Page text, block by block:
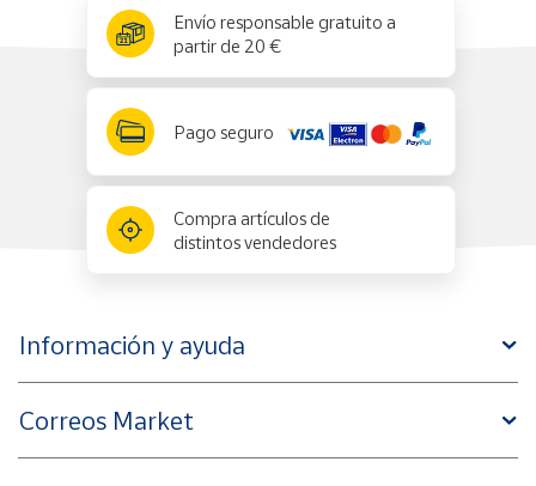
Envío responsable gratuito a
partir de 20 €
Pago seguro
Compra artículos de
distintos vendedores
Información y ayuda
Correos Market